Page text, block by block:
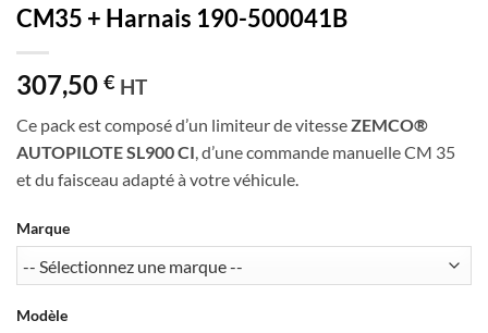
CM35 + Harnais 190-500041B
307,50 € HT
Ce pack est composé d’un limiteur de vitesseZEMCO®
AUTOPILOTE SL900 CI, d’une commande manuelle CM 35
et du faisceau adapté à votre véhicule.
Marque
Modèle